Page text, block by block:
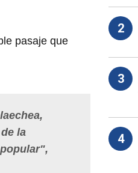
pasaje que
,
la
2
3
4